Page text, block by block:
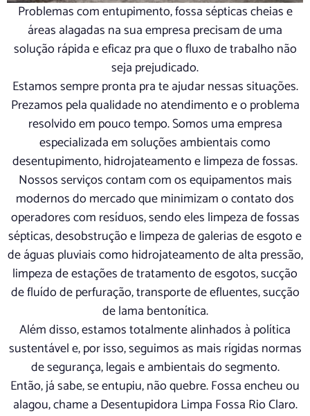
Problemas com entupimento, fossa sépticas cheias e
áreas alagadas na sua empresa precisam de uma
solução rápida e eficaz pra que o fluxo de trabalho não
seja prejudicado.
Estamos sempre pronta pra te ajudar nessas situações.
Prezamos pela qualidade no atendimento e o problema
resolvido em pouco tempo. Somos uma empresa
especializada em soluções ambientais como
desentupimento, hidrojateamento e limpeza de fossas.
Nossos serviços contam com os equipamentos mais
modernos do mercado que minimizam o contato dos
operadores com resíduos, sendo eles limpeza de fossas
sépticas, desobstrução e limpeza de galerias de esgoto e
de águas pluviais como hidrojateamento de alta pressão,
limpeza de estações de tratamento de esgotos, sucção
de fluído de perfuração, transporte de efluentes, sucção
de lama bentonítica.
Além disso, estamos totalmente alinhados à política
sustentável e, por isso, seguimos as mais rígidas normas
de segurança, legais e ambientais do segmento.
Então, já sabe, se entupiu, não quebre. Fossa encheu ou
alagou, chame a Desentupidora Limpa Fossa Rio Claro.